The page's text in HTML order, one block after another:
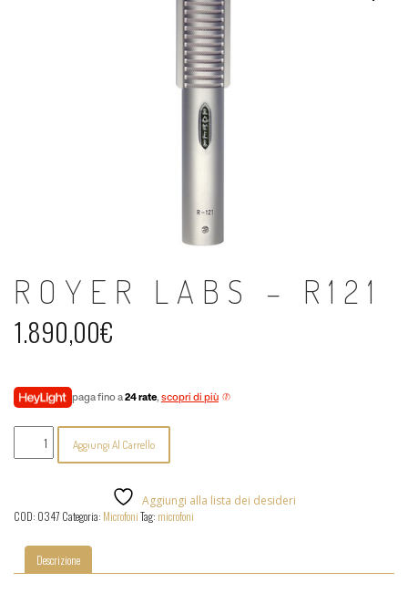
ROYER LABS – R121
1.890,00€
paga fino a24 rate, scopri di più
-
Aggiungi Al Carrello
Aggiungi alla lista dei desideri
COD: 0347 Categoria: MicrofoniTag: microfoni
Descrizione